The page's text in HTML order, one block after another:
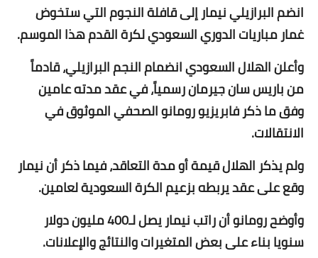
انضم البرازيلي نيمار إلى قافلة النجوم التي ستخوض
غمار مباريات الدوري السعودي لكرة القدم هذا الموسم.
وأعلن الهلال السعودي انضمام النجم البرازيلي، قادماً
من باريس سان جيرمان رسمياً، في عقد مدته عامين
وفق ما ذكر فابريزيو رومانو الصحفي الموثوق في
الانتقالات.
ولم يذكر الهلال قيمة أو مدة التعاقد، فيما ذكر أن نيمار
وقع على عقد يربطه بزعيم الكرة السعودية لعامين.
وأوضح رومانو أن راتب نيمار يصل لـ400 مليون دولار
سنويا بناء على بعض المتغيرات والنتائج والإعلانات.